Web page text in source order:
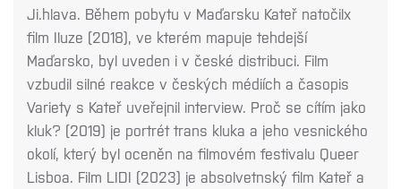
Ji.hlava. Během pobytu v Maďarsku Kateř natočilx
film Iluze (2018), ve kterém mapuje tehdejší
Maďarsko, byl uveden i v české distribuci. Film
vzbudil silné reakce v českých médiích a časopis
Variety s Kateř uveřejnil interview. Proč se cítím jako
kluk? (2019) je portrét trans kluka a jeho vesnického
okolí, který byl oceněn na filmovém festivalu Queer
Lisboa. Film LIDI (2023) je absolvetnský film Kateř a